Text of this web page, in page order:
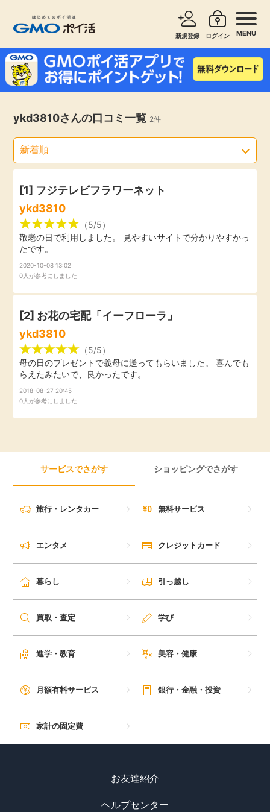
新規登録 ログイン MENU
お知らせ
新着
高還元
無料
アンケート
ゲーム
買い物
モニター
カード比較
毎日ゲット
特集一覧
GMOポイ活の使い方
ヘルプセンター
サービスで探す ショッピングで探す
旅行・レンタカー
エンタメ
クレジットカード
買取・査定
学び
進学・教育
美容・健康
月額有料サービス
銀行・金融・投資
家計の固定費
ykd3810さんの口コミ一覧 2件
[1] フジテレビフラワーネット
ykd3810
（5/5）
敬老の日で利用しました。 見やすいサイトで分かりやすかっ
たです。
2020-10-08 13:02
0人が参考にしました
[2] お花の宅配「イーフローラ」
ykd3810
（5/5）
母の日のプレゼントで義母に送ってもらいました。 喜んでも
らえたみたいで、良かったです。
2018-08-27 20:45
0人が参考にしました
サービスでさがす ショッピングでさがす
旅行・レンタカー 無料サービス
エンタメ クレジットカード
暮らし 引っ越し
買取・査定 学び
進学・教育 美容・健康
月額有料サービス 銀行・金融・投資
家計の固定費
お友達紹介
ヘルプセンター